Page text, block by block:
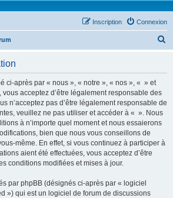
Connexion
Inscription
ci-après par « nous », « notre », « nos », « » et
vous acceptez d’être légalement responsable des
n’acceptez pas d’être légalement responsable de
veuillez ne pas utiliser et accéder à « ». Nous
à n’importe quel moment et nous essaierons
bien que nous vous conseillons de
même. En effet, si vous continuez à participer à
aient été effectuées, vous acceptez d’être
conditions modifiées et mises à jour.
par phpBB (désignés ci-après par « logiciel
») qui est un logiciel de forum de discussions